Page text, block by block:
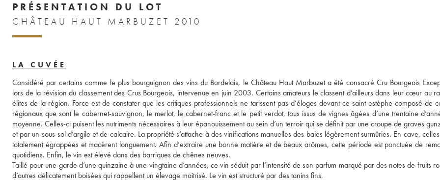
PRÉSENTATION DU LOT
CHÂTEAU HAUT MARBUZET 2010
LA CUVÉE
Considéré par certains comme le plus bourguignon des vins du Bordelais, le Château Haut Marbuzet a été consacré Cru Bourgeois
lors de la révision du classement des Crus Bourgeois, intervenue en juin 2003. Certains amateurs le classent d’ailleurs dans leur cœur au
élites de la région. Force est de constater que les critiques professionnels ne tarissent pas d’éloges devant ce saint-estèphe composé de
régionaux que sont le cabernet-sauvignon, le merlot, le cabernet-franc et le petit verdot, tous issus de vignes âgées d’une trentaine
moyenne. Celles-ci puisent les nutriments nécessaires à leur épanouissement au sein d’un terroir qui se définit par une croupe de graves
et par un sous-sol d’argile et de calcaire. La propriété s’attache à des vinifications manuelles des baies légèrement surmûries. En cave,
totalement égrappées et macèrent longuement. Afin d’extraire une bonne matière et de beaux arômes, cette période est ponctuée de
quotidiens. Enfin, le vin est élevé dans des barriques de chênes neuves.
Taillé pour une garde d’une quinzaine à une vingtaine d’années, ce vin séduit par l’intensité de son parfum marqué par des notes de fruits
d’autres délicatement boisées qui rappellent un élevage maîtrisé. Le vin est structuré par des tanins fins.